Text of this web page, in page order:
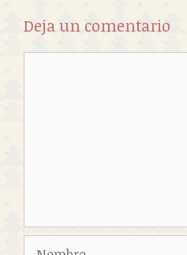
Deja un comentario
Nombre